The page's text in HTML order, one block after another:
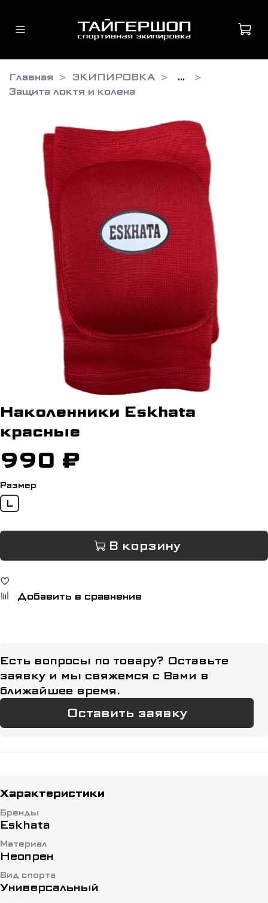
Главная ЭКИПИРОВКА
...
Защита локтя и колена
Наколенники Eskhata
красные
990 ₽
Размер
L
В корзину
Добавить в сравнение
Есть вопросы по товару? Оставьте
заявку и мы свяжемся с Вами в
ближайшее время.
Оставить заявку
Характеристики
Бренды
Eskhata
Материал
Неопрен
Вид спорта
Универсальный